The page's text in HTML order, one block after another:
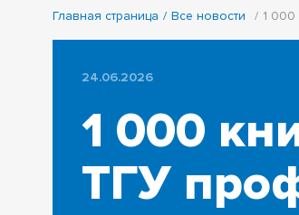
Главная страница Все новости 1
24.06.2026
1 000
ТГУ